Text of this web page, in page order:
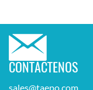
CONTÁCTENOS
sales@taepo.com